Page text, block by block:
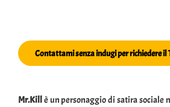
Contattami senza indugi per richiedere
Mr.Killè un personaggio di satira sociale